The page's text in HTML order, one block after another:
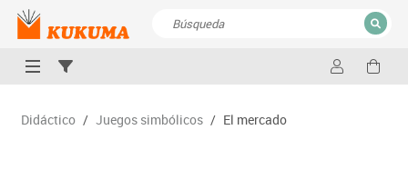
CERRAR
Didáctico / Juegos simbólicos / El mercado